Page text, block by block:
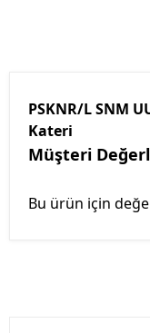
PSKNR/L SNM
Kateri
Müşteri
Bu ürün için